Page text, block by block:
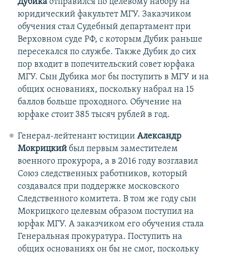
Дубикаотправился по целевому набору на
юридический факультет МГУ. Заказчиком
обучения стал Судебный департамент при
Верховном суде РФ, с которым Дубик раньше
пересекался по службе. Также Дубик до сих
пор входит в попечительский совет юрфака
МГУ. Сын Дубика мог бы поступить в МГУ и на
общих основаниях, поскольку набрал на 15
баллов больше проходного. Обучение на
юрфаке стоит 385 тысяч рублей в год.
Генерал-лейтенант юстицииАлександр
Мокрицкийбыл первым заместителем
военного прокурора, а в 2016 году возглавил
Союз следственных работников, который
создавался при поддержке московского
Следственного комитета. В том же году сын
Мокрицкого целевым образом поступил на
юрфак МГУ. А заказчиком его обучения стала
Генеральная прокуратура. Поступить на
общих основаниях он бы не смог, поскольку